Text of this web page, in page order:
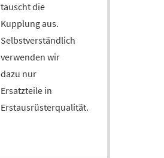
tauscht die
Kupplung aus.
Selbstverständlich
verwenden wir
dazu nur
Ersatzteile in
Erstausrüsterqualität.